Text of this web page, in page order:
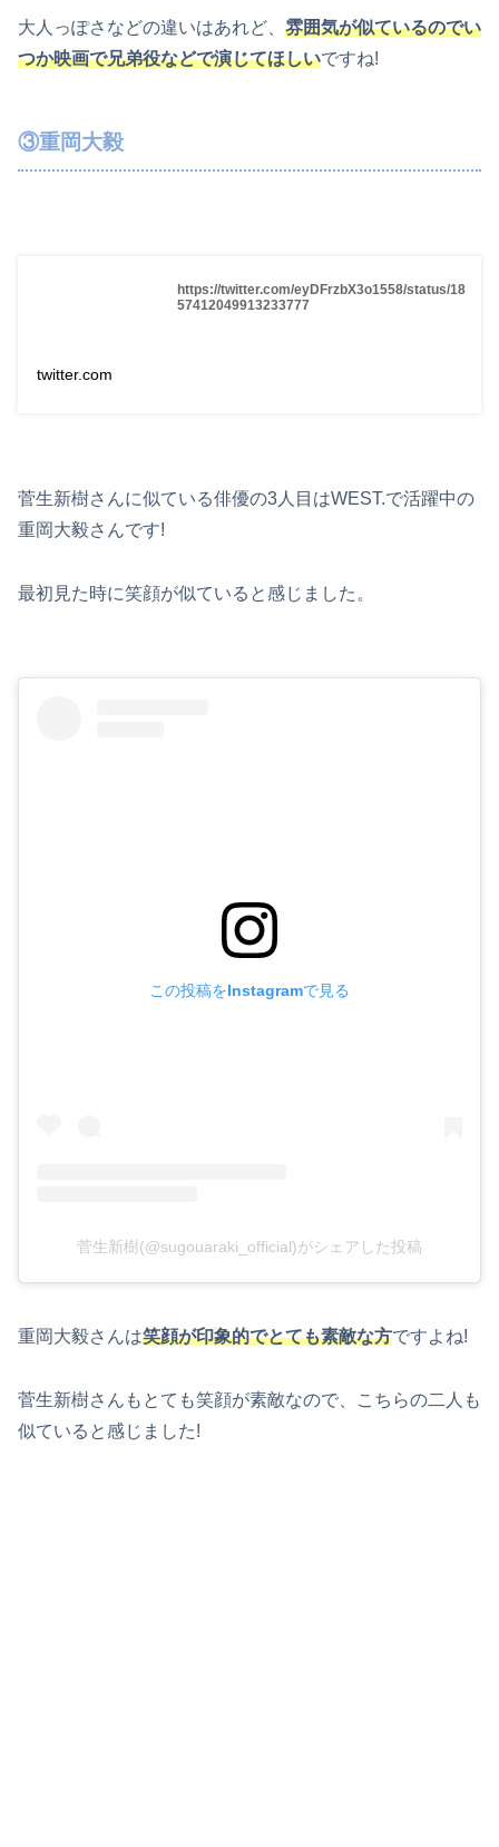
大人っぽさなどの違いはあれど、 雰囲気が似ているのでい
つか映画で兄弟役などで演じてほしいですね!
③重岡大毅
https://twitter.com/eyDFrzbX3o1558/status/18
57412049913233777
twitter.com
菅生新樹さんに似ている俳優の3人目はWEST.で活躍中の
重岡大毅さんです!
最初見た時に笑顔が似ていると感じました。
この投稿をInstagramで見る
菅生新樹(@sugouaraki_official)がシェアした投稿
重岡大毅さんは笑顔が印象的でとても素敵な方ですよね!
菅生新樹さんもとても笑顔が素敵なので、こちらの二人も
似ていると感じました!